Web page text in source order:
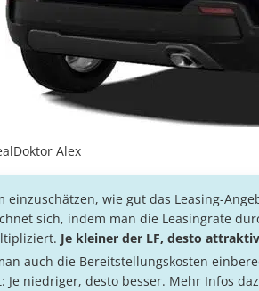
Alex
einzuschätzen, wie gut das Leasing-
sich, indem man die Leasingrate
Je kleiner der LF, desto
auch die Bereitstellungskosten
Je niedriger, desto besser. Mehr Infos